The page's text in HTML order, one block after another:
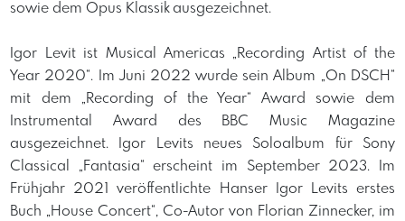
sowie dem Opus Klassik ausgezeichnet.
Igor Levit ist Musical Americas „Recording Artist of the
Year 2020“. Im Juni 2022 wurde sein Album „On DSCH“
mit dem „Recording of the Year“ Award sowie dem
Instrumental Award des BBC Music Magazine
ausgezeichnet. Igor Levits neues Soloalbum für Sony
Classical „Fantasia“ erscheint im September 2023. Im
Frühjahr 2021 veröffentlichte Hanser Igor Levits erstes
Buch „House Concert“, Co-Autor von Florian Zinnecker, im